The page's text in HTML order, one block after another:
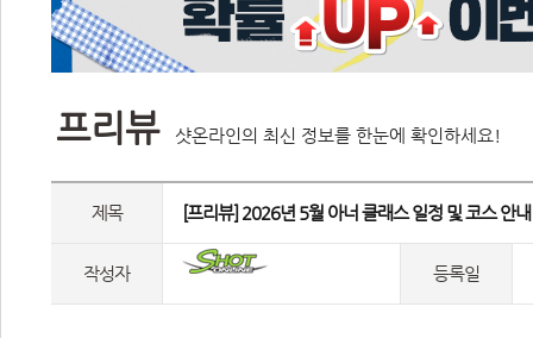
프리뷰 샷온라인의 최신 정보를 한눈에 확인하세요!
제목 [프리뷰] 2026년 5월 아너 클래스 일정 및 코스 안내
작성자 등록일